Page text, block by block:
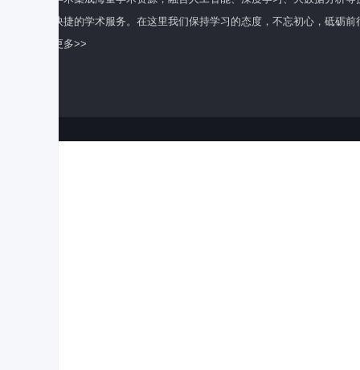
全面快捷的学术服务。在这里我们保持学习的态度，不忘初心，砥砺前
了解更多>>